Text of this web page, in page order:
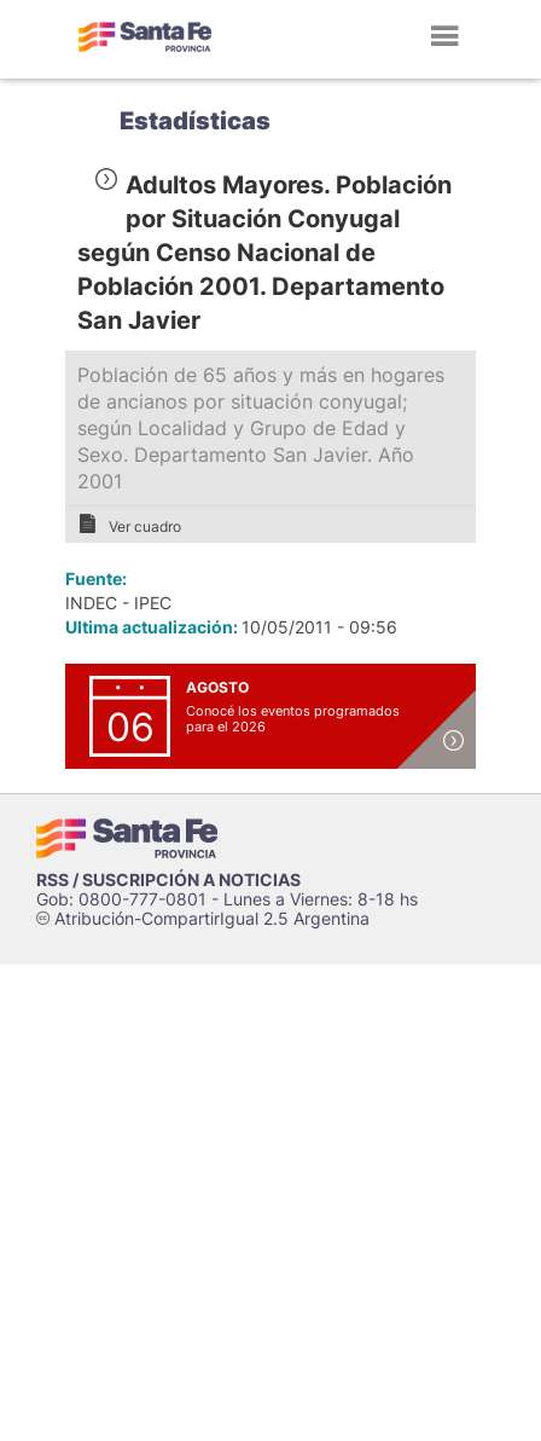
Estadísticas
Adultos Mayores. Población
por Situación Conyugal
según Censo Nacional de
Población 2001. Departamento
San Javier
Población de 65 años y más en hogares
de ancianos por situación conyugal;
según Localidad y Grupo de Edad y
Sexo. Departamento San Javier. Año
2001
Ver cuadro
Fuente:
INDEC - IPEC
Ultima actualización: 10/05/2011 - 09:56
06
AGOSTO
Conocé los eventos programados
para el 2026
RSS / SUSCRIPCIÓN A NOTICIAS
Gob: 0800-777-0801 - Lunes a Viernes: 8-18 hs
cAtribución-CompartirIgual 2.5 Argentina